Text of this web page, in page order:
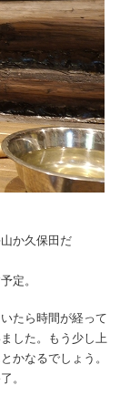
か久保田だ
定。
たら時間が経って
した。もう少し上
かなるでしょう。
。